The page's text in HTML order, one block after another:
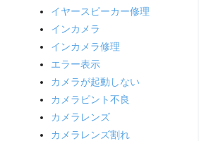
イヤースピーカー修理
インカメラ
インカメラ修理
エラー表示
カメラが起動しない
カメラピント不良
カメラレンズ
カメラレンズ割れ